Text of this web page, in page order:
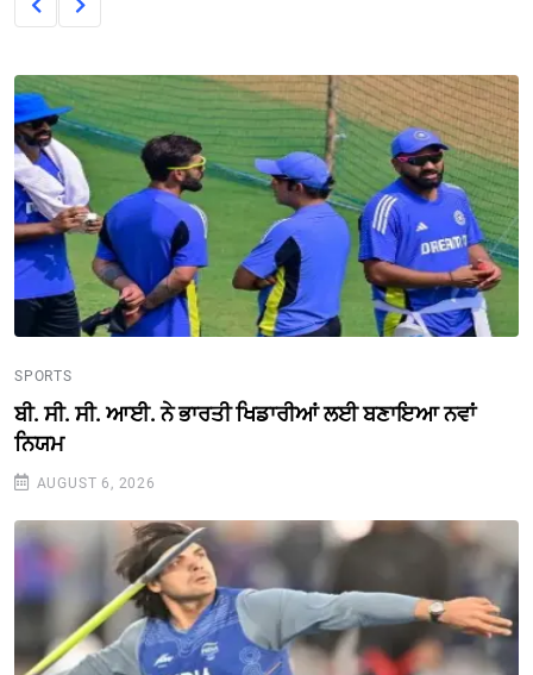
SPORTS
ਬੀ. ਸੀ. ਸੀ. ਆਈ. ਨੇ ਭਾਰਤੀ ਖਿਡਾਰੀਆਂ ਲਈ ਬਣਾਇਆ ਨਵਾਂ
ਨਿਯਮ
AUGUST 6, 2026